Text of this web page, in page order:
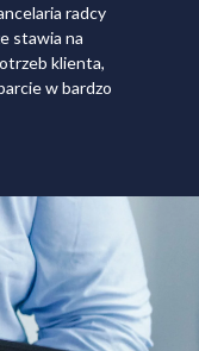
radcy
stawia na
klienta,
w bardzo